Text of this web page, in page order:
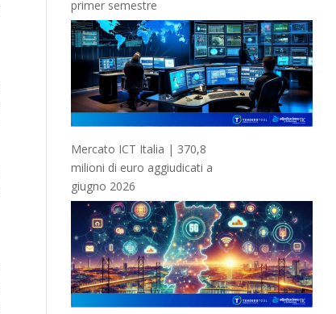
primer semestre
Mercato ICT Italia | 370,8
milioni di euro aggiudicati a
giugno 2026